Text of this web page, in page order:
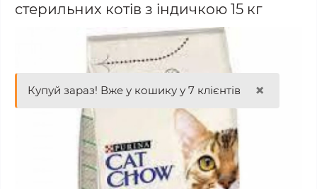
стерильних котів з індичкою 15 кг
Купуй зараз! Вже у кошику у 7 клієнтів ×